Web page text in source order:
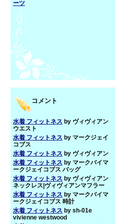
ーツ
コメント
水着 フィットネス by ヴィヴィアン
ウエスト
水着 フィットネス by マークジェイ
コブス
水着 フィットネス by ヴィヴィアン
水着 フィットネス by マークバイマ
ークジェイコブス バッグ
水着 フィットネス by ヴィヴィアン
ネックレス|ヴィヴィアンマフラー
水着 フィットネス by マークバイマ
ークジェイコブス 時計
水着 フィットネス by sh-01e
vivienne westwood